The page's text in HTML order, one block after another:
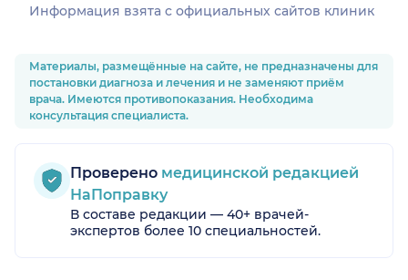
Информация взята c официальных сайтов клиник
Материалы, размещённые на сайте, не предназначены для
постановки диагноза и лечения и не заменяют приём
врача. Имеются противопоказания. Необходима
консультация специалиста.
Проверено медицинской редакцией
НаПоправку
В составе редакции — 40+ врачей-
экспертов более 10 специальностей.